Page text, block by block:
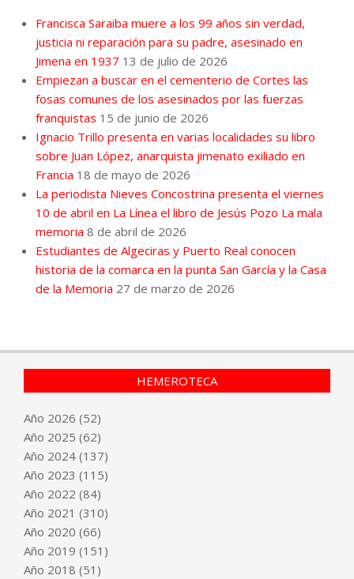
Francisca Saraiba muere a los 99 años sin verdad,
justicia ni reparación para su padre, asesinado en
Jimena en 1937 13 de julio de 2026
Empiezan a buscar en el cementerio de Cortes las
fosas comunes de los asesinados por las fuerzas
franquistas 15 de junio de 2026
Ignacio Trillo presenta en varias localidades su libro
sobre Juan López, anarquista jimenato exiliado en
Francia 18 de mayo de 2026
La periodista Nieves Concostrina presenta el viernes
10 de abril en La Línea el libro de Jesús Pozo La mala
memoria 8 de abril de 2026
Estudiantes de Algeciras y Puerto Real conocen
historia de la comarca en la punta San García y la Casa
de la Memoria 27 de marzo de 2026
HEMEROTECA
Año 2026 (52)
Año 2025 (62)
Año 2024 (137)
Año 2023 (115)
Año 2022 (84)
Año 2021 (310)
Año 2020 (66)
Año 2019 (151)
Año 2018 (51)